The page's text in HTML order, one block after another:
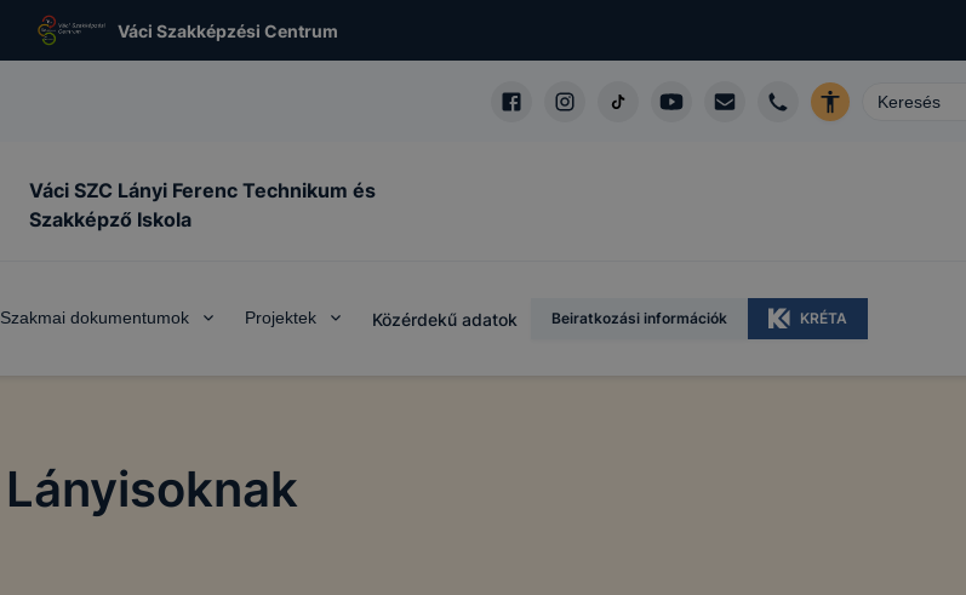
Váci Szakképzési Centrum
Váci SZC Lányi Ferenc Technikum és
Szakképző Iskola
Szakmai dokumentumok Projektek Közérdekű adatok Beiratkozási információk KRÉTA
Lányisoknak